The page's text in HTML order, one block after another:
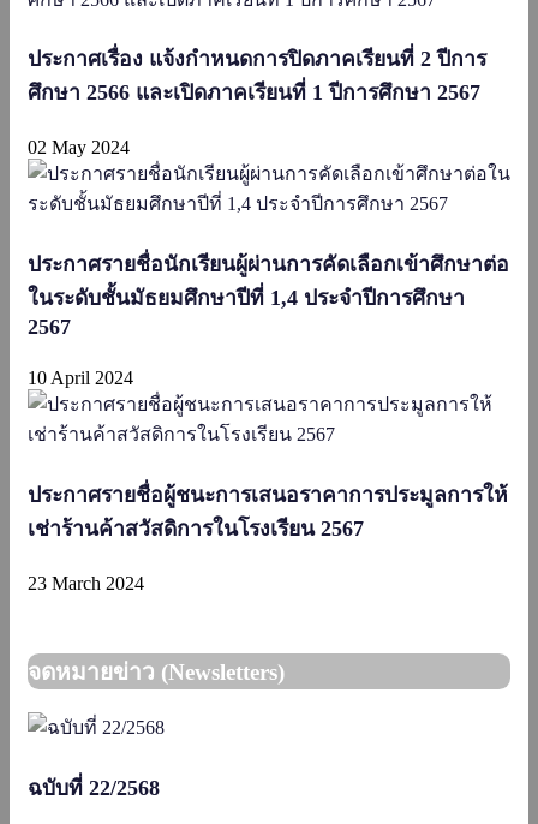
ประกาศเรื่อง แจ้งกำหนดการปิดภาคเรียนที่ 2 ปีการ
ศึกษา 2566 และเปิดภาคเรียนที่ 1 ปีการศึกษา 2567
02 May 2024
ประกาศรายชื่อนักเรียนผู้ผ่านการคัดเลือกเข้าศึกษาต่อ
ในระดับชั้นมัธยมศึกษาปีที่ 1,4 ประจำปีการศึกษา
2567
10 April 2024
ประกาศรายชื่อผู้ชนะการเสนอราคาการประมูลการให้
เช่าร้านค้าสวัสดิการในโรงเรียน 2567
23 March 2024
จดหมายข่าว (Newsletters)
ฉบับที่ 22/2568